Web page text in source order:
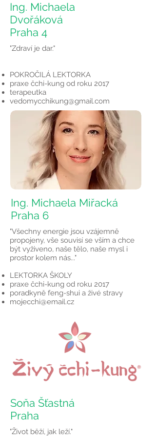
Ing. Michaela
Dvořáková
Praha 4
"Zdraví je dar."
POKROČILÁ LEKTORKA
praxe čchi-kung od roku 2017
terapeutka
vedomycchikung@gmail.com
Ing. Michaela Miřacká
Praha 6
"Všechny energie jsou vzájemně
propojeny, vše souvisí se vším a chce
být vyživeno, naše tělo, naše mysl i
prostor kolem nás..."
LEKTORKA ŠKOLY
praxe čchi-kung od roku 2017
poradkyně feng-shui a živé stravy
mojecchi@email.cz
Soňa Šťastná
Praha
"Život běží, jak leží."